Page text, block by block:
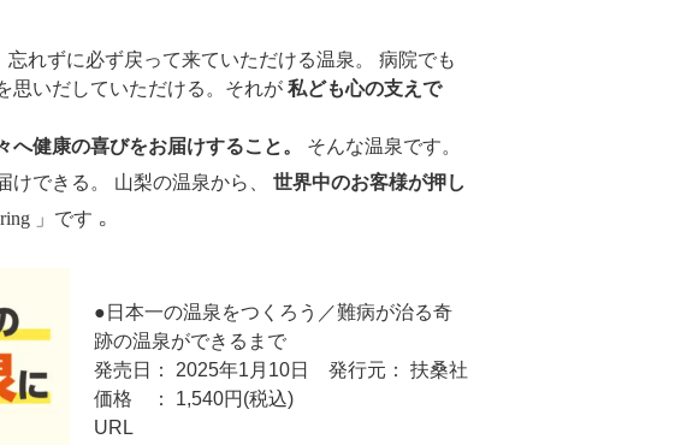
れずに必ず戻って来ていただける温泉。 病院でも
思いだしていただける。それが 私ども心の支えで
へ健康の喜びをお届けすること。 そんな温泉です。
けできる。 山梨の温泉から、 世界中のお客様が押し
」です 。
●日本一の温泉をつくろう／難病が治る奇
跡の温泉ができるまで
発売日： 2025年1月10日 発行元： 扶桑社
価格 ： 1,540円(税込)
URL